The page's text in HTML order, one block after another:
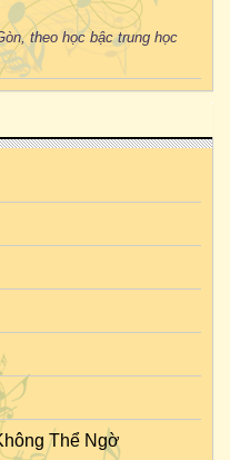
theo học bậc trung học
Thể Ngờ